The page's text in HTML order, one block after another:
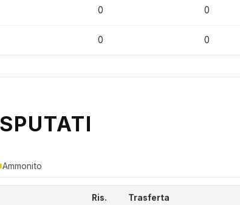
0 0
0 0
Ammonito
Ris. Trasferta